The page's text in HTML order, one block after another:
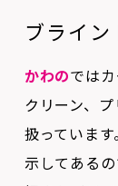
かわの
では
扱っていま
示してある
好きなデザ